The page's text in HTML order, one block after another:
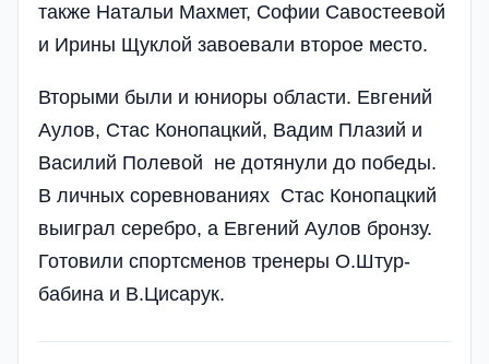
также Натальи Махмет, Софии Савостеевой
и Ирины Щуклой завоевали второе место.
Вторыми были и юниоры области. Евгений
Аулов, Стас Конопацкий, Вадим Плазий и
Василий Полевой не дотянули до победы.
В личных соревнованиях Стас Конопацкий
выиграл серебро, а Евгений Аулов бронзу.
Готовили спортсменов тренеры О.Штур­
бабина и В.Цисарук.